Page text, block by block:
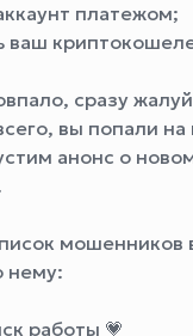
платежом;
ваш
сразу
вы попали
анонс о
нему:
работы 💗